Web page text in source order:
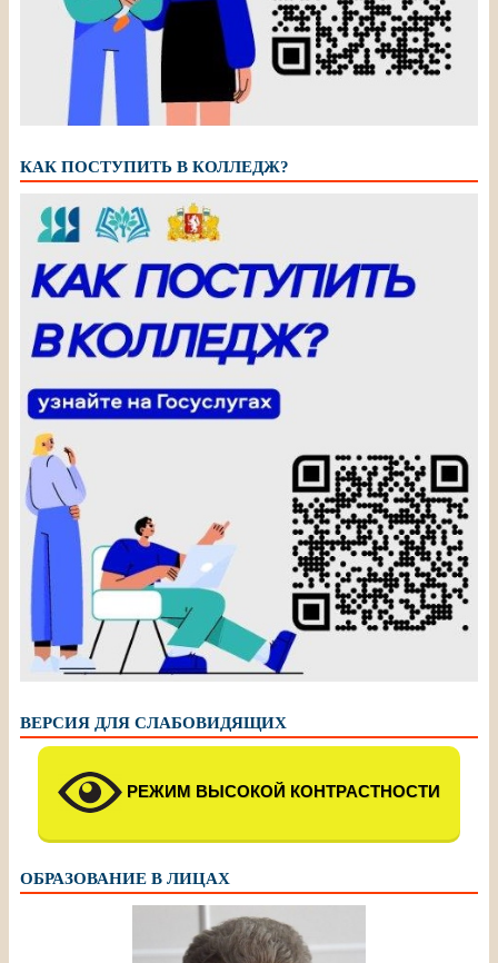
КАК ПОСТУПИТЬ В КОЛЛЕДЖ?
ВЕРСИЯ ДЛЯ СЛАБОВИДЯЩИХ
РЕЖИМ ВЫСОКОЙ КОНТРАСТНОСТИ
ОБРАЗОВАНИЕ В ЛИЦАХ